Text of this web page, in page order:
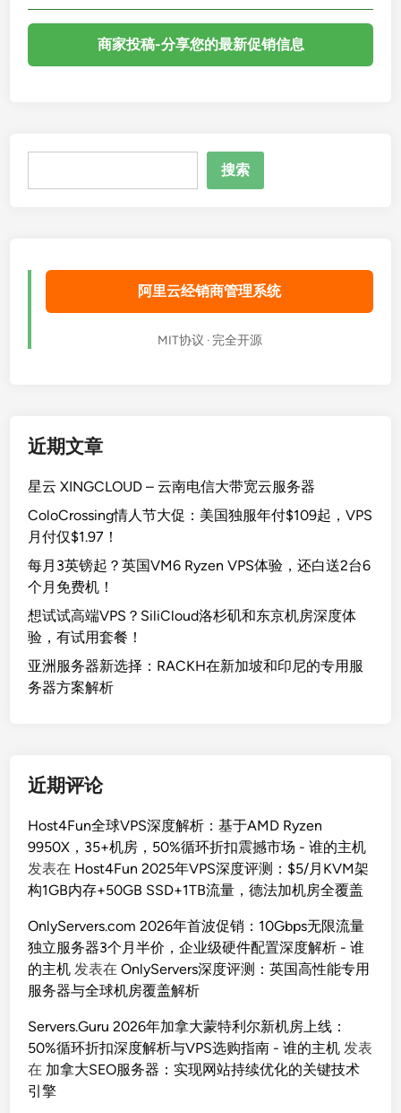
商家投稿-分享您的最新促销信息
搜索
阿里云经销商管理系统
MIT协议 · 完全开源
近期文章
星云 XINGCLOUD – 云南电信大带宽云服务器
ColoCrossing情人节大促：美国独服年付$109起，VPS
月付仅$1.97！
每月3英镑起？英国VM6 Ryzen VPS体验，还白送2台6
个月免费机！
想试试高端VPS？SiliCloud洛杉矶和东京机房深度体
验，有试用套餐！
亚洲服务器新选择：RACKH在新加坡和印尼的专用服
务器方案解析
近期评论
Host4Fun全球VPS深度解析：基于AMD Ryzen
9950X，35+机房，50%循环折扣震撼市场 - 谁的主机
发表在 Host4Fun 2025年VPS深度评测：$5/月KVM架
构1GB内存+50GB SSD+1TB流量，德法加机房全覆盖
OnlyServers.com 2026年首波促销：10Gbps无限流量
独立服务器3个月半价，企业级硬件配置深度解析 - 谁
的主机 发表在OnlyServers深度评测：英国高性能专用
服务器与全球机房覆盖解析
Servers.Guru 2026年加拿大蒙特利尔新机房上线：
50%循环折扣深度解析与VPS选购指南 - 谁的主机 发表
在 加拿大SEO服务器：实现网站持续优化的关键技术
引擎